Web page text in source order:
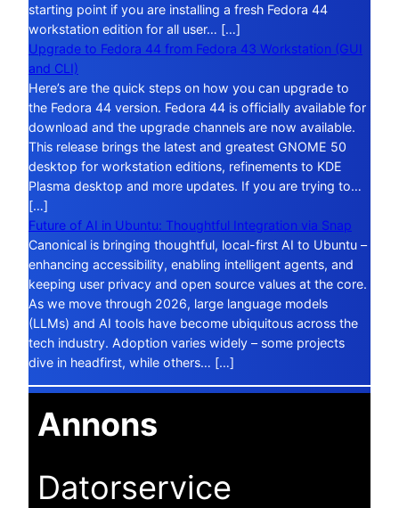
starting point if you are installing a fresh Fedora 44
workstation edition for all user… […]
Upgrade to Fedora 44 from Fedora 43 Workstation (GUI
and CLI)
Here’s are the quick steps on how you can upgrade to
the Fedora 44 version. Fedora 44 is officially available for
download and the upgrade channels are now available.
This release brings the latest and greatest GNOME 50
desktop for workstation editions, refinements to KDE
Plasma desktop and more updates. If you are trying to…
[…]
Future of AI in Ubuntu: Thoughtful Integration via Snap
Canonical is bringing thoughtful, local-first AI to Ubuntu –
enhancing accessibility, enabling intelligent agents, and
keeping user privacy and open source values at the core.
As we move through 2026, large language models
(LLMs) and AI tools have become ubiquitous across the
tech industry. Adoption varies widely – some projects
dive in headfirst, while others… […]
Annons
Datorservice